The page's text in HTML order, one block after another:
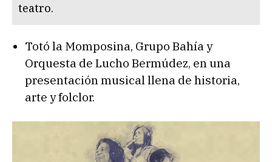
teatro.
Totó la Momposina, Grupo Bahía y
Orquesta de Lucho Bermúdez, en una
presentación musical llena de historia,
arte y folclor.